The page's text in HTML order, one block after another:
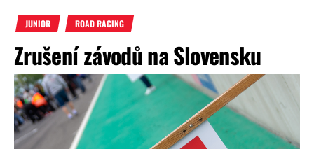
JUNIOR ROAD RACING
Zrušení závodů na Slovensku